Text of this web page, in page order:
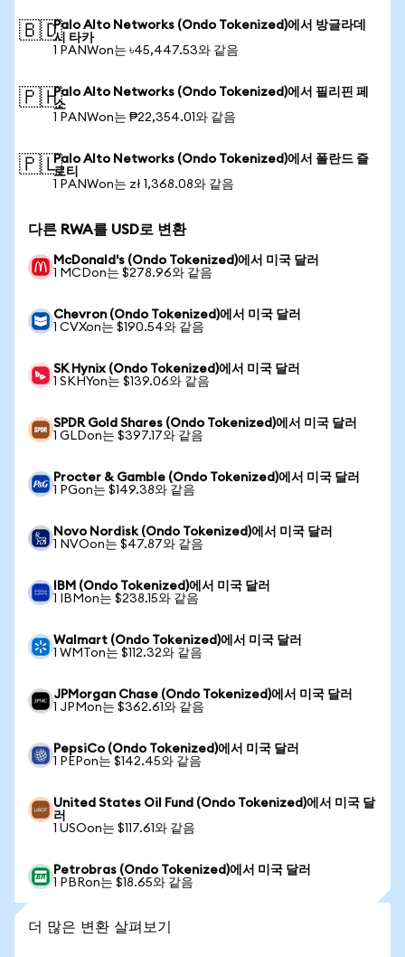
🇧🇩Palo Alto Networks (Ondo Tokenized)에서 방글라데
시 타카
1 PANWon는 ৳45,447.53와 같음
🇵🇭Palo Alto Networks (Ondo Tokenized)에서 필리핀 페
소
1 PANWon는 ₱22,354.01와 같음
🇵🇱Palo Alto Networks (Ondo Tokenized)에서 폴란드 즐
로티
1 PANWon는 zł 1,368.08와 같음
다른 RWA를 USD로 변환
McDonald's (Ondo Tokenized)에서 미국 달러
1 MCDon는 $278.96와 같음
Chevron (Ondo Tokenized)에서 미국 달러
1 CVXon는 $190.54와 같음
SK Hynix (Ondo Tokenized)에서 미국 달러
1 SKHYon는 $139.06와 같음
SPDR Gold Shares (Ondo Tokenized)에서 미국 달러
1 GLDon는 $397.17와 같음
Procter & Gamble (Ondo Tokenized)에서 미국 달러
1 PGon는 $149.38와 같음
Novo Nordisk (Ondo Tokenized)에서 미국 달러
1 NVOon는 $47.87와 같음
IBM (Ondo Tokenized)에서 미국 달러
1 IBMon는 $238.15와 같음
Walmart (Ondo Tokenized)에서 미국 달러
1 WMTon는 $112.32와 같음
JPMorgan Chase (Ondo Tokenized)에서 미국 달러
1 JPMon는 $362.61와 같음
PepsiCo (Ondo Tokenized)에서 미국 달러
1 PEPon는 $142.45와 같음
United States Oil Fund (Ondo Tokenized)에서 미국 달
러
1 USOon는 $117.61와 같음
Petrobras (Ondo Tokenized)에서 미국 달러
1 PBRon는 $18.65와 같음
더 많은 변환 살펴보기